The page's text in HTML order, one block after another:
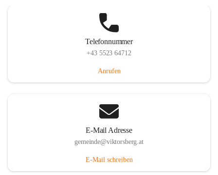
Telefonnummer
+43 5523 64712
Anrufen
E-Mail Adresse
gemeinde@viktorsberg.at
E-Mail schreiben